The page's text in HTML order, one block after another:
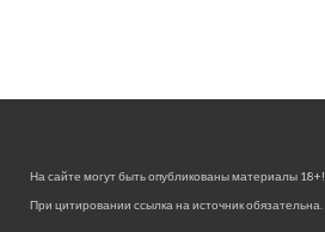
На сайте могут быть опубликованы материалы 18+!
При цитировании ссылка на источник обязательна.